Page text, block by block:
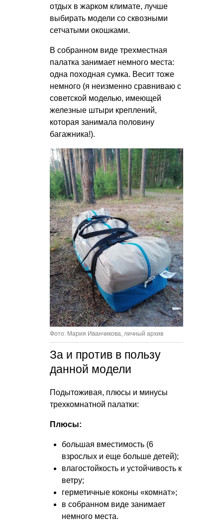
отдых в жарком климате, лучше
выбирать модели со сквозными
сетчатыми окошками.
В собранном виде трехместная
палатка занимает немного места:
одна походная сумка. Весит тоже
немного (я неизменно сравниваю с
советской моделью, имеющей
железные штыри креплений,
которая занимала половину
багажника!).
Фото: Мария Иванчикова, личный архив
За и против в пользу
данной модели
Подытоживая, плюсы и минусы
трехкомнатной палатки:
Плюсы:
большая вместимость (6
взрослых и еще больше детей);
влагостойкость и устойчивость к
ветру;
герметичные коконы «комнат»;
в собранном виде занимает
немного места.